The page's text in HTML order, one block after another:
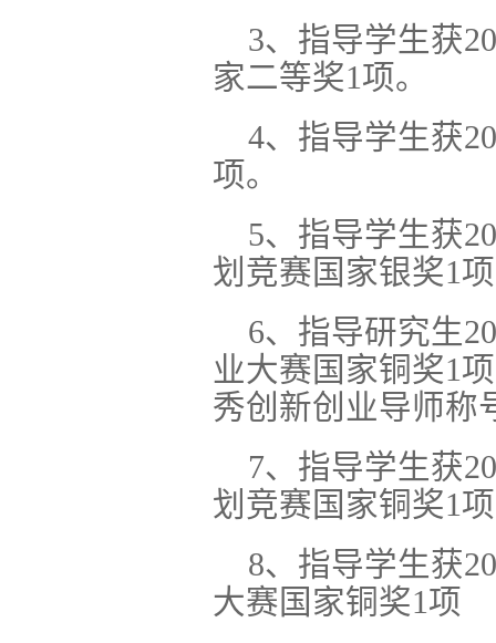
3、指导学生获
家二等奖1项。
4、 指导学生获
项。
5、指导学生获
划竞赛国家银奖1
6、指导研究生
业大赛国家铜奖1
秀创新创业导师称
7、指导学生获
划竞赛国家铜奖1项
8、指导学生获
大赛国家铜奖1项